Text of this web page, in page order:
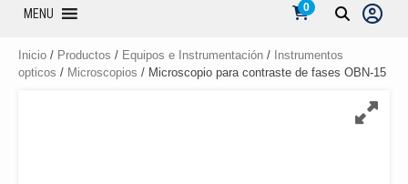
MENU 0
Inicio / Productos / Equipos e Instrumentación / Instrumentos
opticos / Microscopios / Microscopio para contraste de fases OBN-15